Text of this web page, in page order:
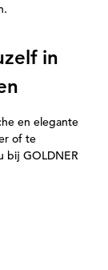
in
en elegante
of te
bij GOLDNER